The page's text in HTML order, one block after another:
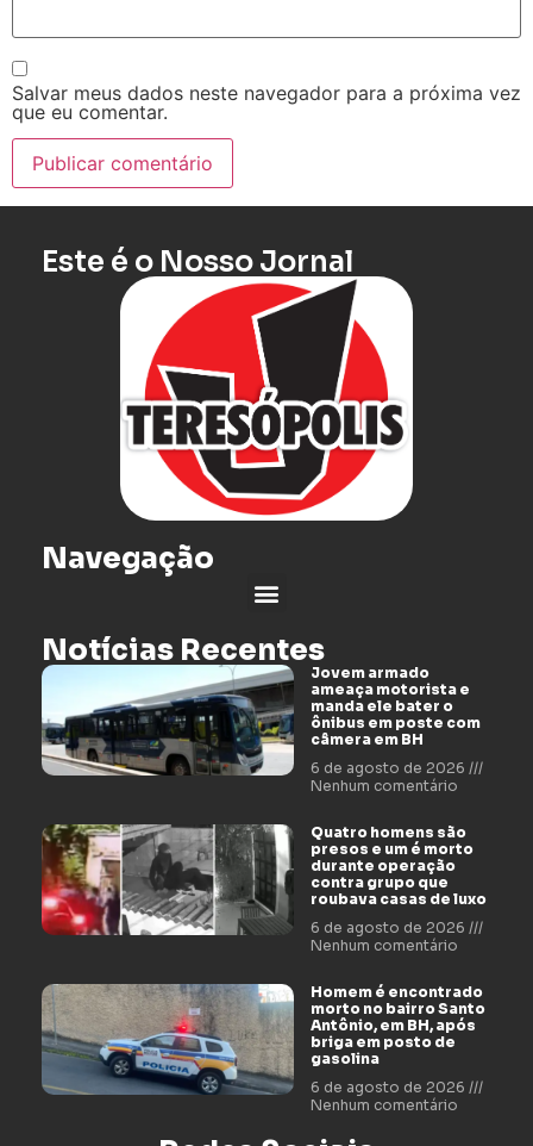
Salvar meus dados neste navegador para a próxima vez
que eu comentar.
Este é o Nosso Jornal
Navegação
Notícias Recentes
Jovem armado
ameaça motorista e
manda ele bater o
ônibus em poste com
câmera em BH
6 de agosto de 2026
Nenhum comentário
Quatro homens são
presos e um é morto
durante operação
contra grupo que
roubava casas de luxo
6 de agosto de 2026
Nenhum comentário
Homem é encontrado
morto no bairro Santo
Antônio, em BH, após
briga em posto de
gasolina
6 de agosto de 2026
Nenhum comentário